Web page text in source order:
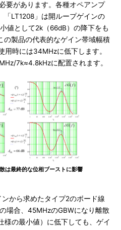
要があります。各種オペアンプ
「LT1208」は開ループゲインの
値として2k（66dB）の降下をも
の製品の代表的なゲイン帯域幅積
時には34MHzに低下します。
7k≈4.8kHzに配置されます。
は最終的な位相ブーストに影響
から求めたタイプ2のボード線
場合、45MHzのGBWになり離散
様の最小値）に低下しても、ゲイ